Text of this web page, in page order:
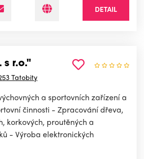
DETAIL
s r.o."
Tatobity
a sportovních zařízení a
činnosti - Zpracování dřeva,
korkových, proutěných a
- Výroba elektronických